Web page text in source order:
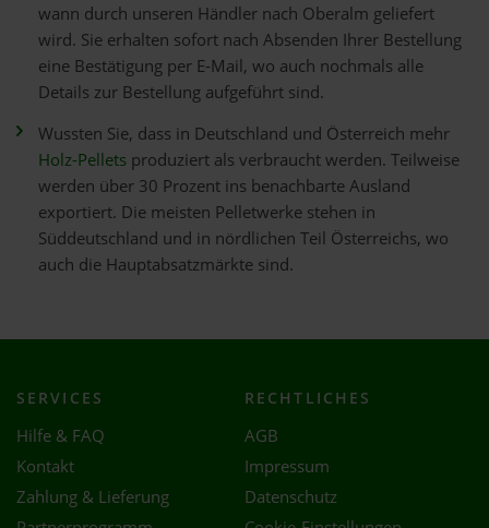
wann durch unseren Händler nach Oberalm geliefert
wird. Sie erhalten sofort nach Absenden Ihrer Bestellung
eine Bestätigung per E-Mail, wo auch nochmals alle
Details zur Bestellung aufgeführt sind.
Wussten Sie, dass in Deutschland und Österreich mehr
Holz-Pellets produziert als verbraucht werden. Teilweise
werden über 30 Prozent ins benachbarte Ausland
exportiert. Die meisten Pelletwerke stehen in
Süddeutschland und in nördlichen Teil Österreichs, wo
auch die Hauptabsatzmärkte sind.
SERVICES
Hilfe & FAQ
Kontakt
Zahlung & Lieferung
RECHTLICHES
AGB
Impressum
Datenschutz